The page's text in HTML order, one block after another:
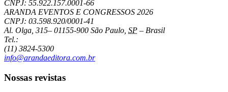
CNPJ: 55.922.157.0001-66
ARANDA EVENTOS E CONGRESSOS 2026
CNPJ: 03.598.920/0001-41
Al. Olga, 315– 01155-900 São Paulo, SP – Brasil
Tel.:
(11) 3824-5300
info@arandaeditora.com.br
Nossas revistas